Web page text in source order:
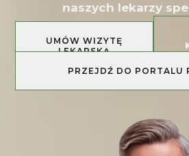
naszych lekarzy
UMÓW WIZYTĘ
LEKARSKĄ
PRZEJDŹ DO PORTALU